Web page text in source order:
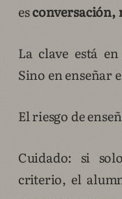
esconversación,
La clave está
Sino en enseñar
El riesgo de
Cuidado: si
criterio, el